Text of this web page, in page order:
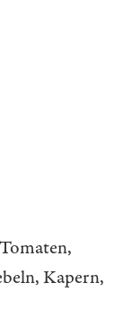
Kapern,